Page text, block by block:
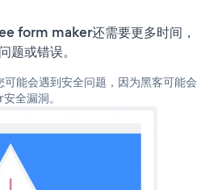
form maker还需要更多时间，
题或错误。
能会遇到安全问题，因为黑客可能会
全漏洞。